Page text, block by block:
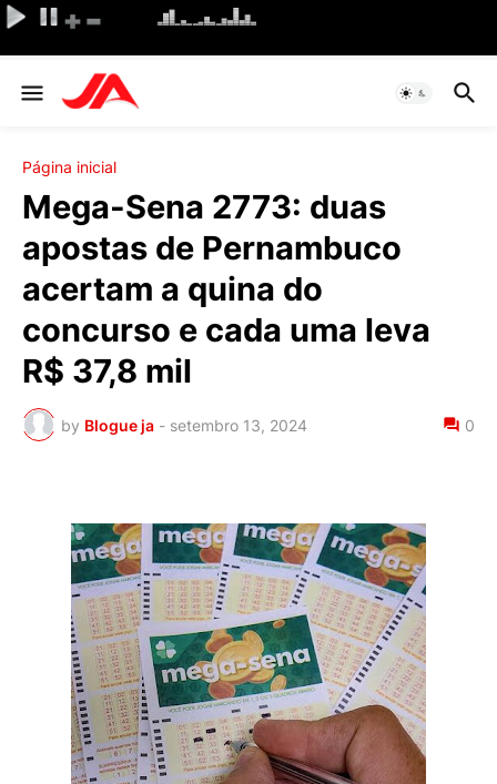
Página inicial
Mega-Sena 2773: duas
apostas de Pernambuco
acertam a quina do
concurso e cada uma leva
R$ 37,8 mil
by Blogue ja - setembro 13, 2024 0